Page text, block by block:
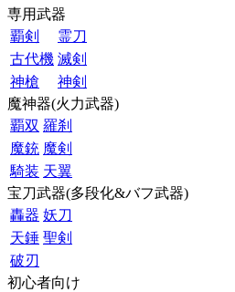
専用武器
覇剣
霊刀
古代機 滅剣
神槍
神剣
魔神器(火力武器)
覇双 羅刹
魔銃 魔剣
騎装 天翼
宝刀武器(多段化&バフ武器)
轟器 妖刀
天錘 聖剣
破刃
初心者向け